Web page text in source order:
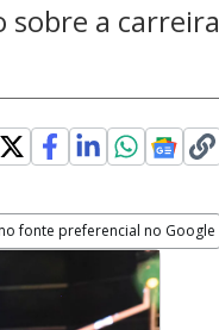
sobre a carreira
fonte preferencial no Google